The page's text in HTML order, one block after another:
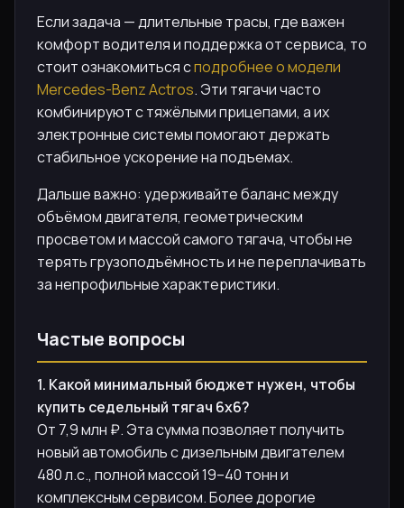
Если задача — длительные трасы, где важен
комфорт водителя и поддержка от сервиса, то
стоит ознакомиться сподробнее о модели
Mercedes-Benz Actros. Эти тягачи часто
комбинируют с тяжёлыми прицепами, а их
электронные системы помогают держать
стабильное ускорение на подъемах.
Дальше важно: удерживайте баланс между
объёмом двигателя, геометрическим
просветом и массой самого тягача, чтобы не
терять грузоподъёмность и не переплачивать
за непрофильные характеристики.
Частые вопросы
1. Какой минимальный бюджет нужен, чтобы
купить седельный тягач 6х6?
От 7,9 млн ₽. Эта сумма позволяет получить
новый автомобиль с дизельным двигателем
480 л.с., полной массой 19–40 тонн и
комплексным сервисом. Более дорогие